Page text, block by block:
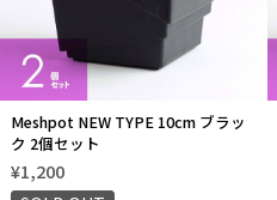
Meshpot NEW TYPE 10cm ブラッ
ク 2個セット
¥1,200